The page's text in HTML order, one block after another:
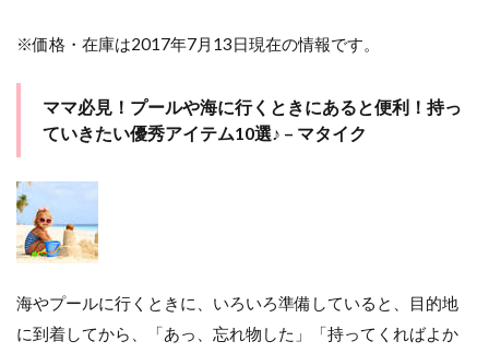
※価格・在庫は2017年7月13日現在の情報です。
ママ必見！プールや海に行くときにあると便利！持っ
ていきたい優秀アイテム10選♪ – マタイク
海やプールに行くときに、いろいろ準備していると、目的地
に到着してから、「あっ、忘れ物した」「持ってくればよか